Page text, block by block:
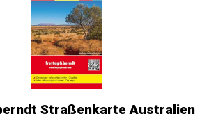
Straßenkarte Australien